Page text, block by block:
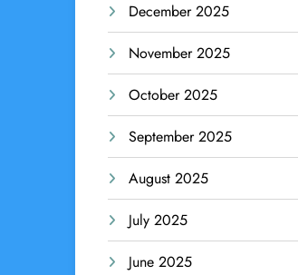
December 2025
November 2025
October 2025
September 2025
August 2025
July 2025
June 2025